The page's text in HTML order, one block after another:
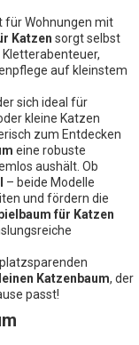
für Wohnungen mit
Katzen sorgt selbst
auf kleinstem
sich ideal für
kleine Katzen
zum Entdecken
eine robuste
aushält. Ob
– beide Modelle
und fördern die
für Katzen
Katzenbaum, der
passt!